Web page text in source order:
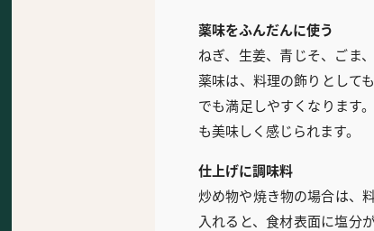
薬味をふんだんに使う
ねぎ、生姜、青じそ、ごま
薬味は、料理の飾りとして
でも満足しやすくなります
も美味しく感じられます。
仕上げに調味料
炒め物や焼き物の場合は、
入れると、食材表面に塩分